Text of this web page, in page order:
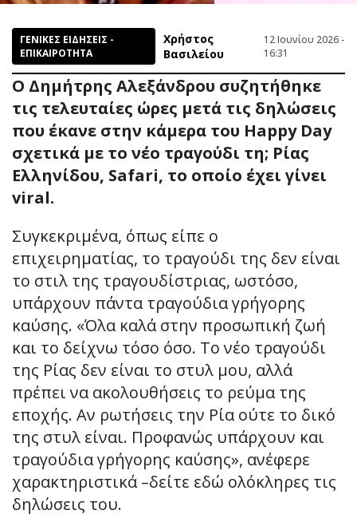
ΓΕΝΙΚΕΣ ΕΙΔΗΣΕΙΣ -
ΕΠΙΚΑΙΡΟΤΗΤΑ
Χρήστος
Βασιλείου
12 Ιουνίου 2026 -
16:31
Ο Δημήτρης Αλεξάνδρου συζητήθηκε
τις τελευταίες ώρες μετά τις δηλώσεις
που έκανε στην κάμερα του Happy Day
σχετικά με το νέο τραγούδι τη; Ρίας
Ελληνίδου, Safari, το οποίο έχει γίνει
viral.
Συγκεκριμένα, όπως είπε ο
επιχειρηματίας, το τραγούδι της δεν είναι
το στιλ της τραγουδίστριας, ωστόσο,
υπάρχουν πάντα τραγούδια γρήγορης
καύσης. «Όλα καλά στην προσωπική ζωή
και το δείχνω τόσο όσο. Το νέο τραγούδι
της Ρίας δεν είναι το στυλ μου, αλλά
πρέπει να ακολουθήσεις το ρεύμα της
εποχής. Αν ρωτήσεις την Ρία ούτε το δικό
της στυλ είναι. Προφανώς υπάρχουν και
τραγούδια γρήγορης καύσης», ανέφερε
χαρακτηριστικά –δείτε εδώ ολόκληρες τις
δηλώσεις του.